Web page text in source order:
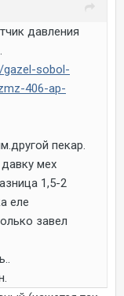
давления
gazel-sobol-
406-ap-
пекар.
мех
1,5-2
еле
завел